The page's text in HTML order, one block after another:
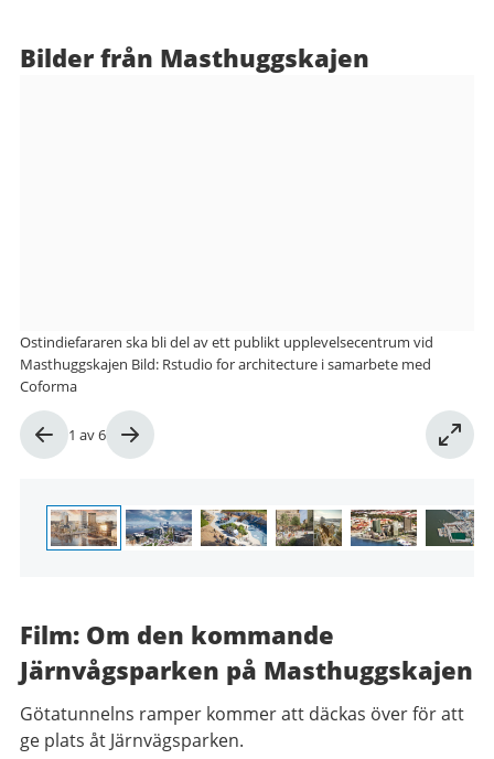
Bilder från Masthuggskajen
Bild
6
1 av6
Ostindiefararen ska bli del av ett publikt upplevelsecentrum vid
Masthuggskajen Bild: Rstudio for architecture i samarbete med
Coforma
Film: Om den kommande
Järnvågsparken på Masthuggskajen
Götatunnelns ramper kommer att däckas över för att
ge plats åt Järnvägsparken.